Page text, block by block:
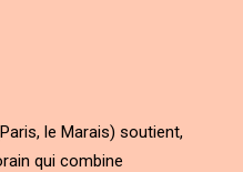
le Marais) soutient,
qui combine